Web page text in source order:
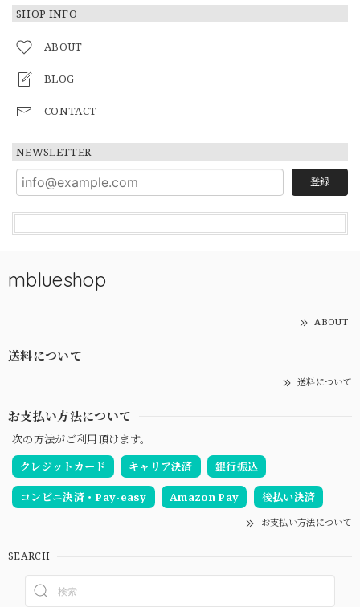
SHOP INFO
ABOUT
BLOG
CONTACT
NEWSLETTER
登録
mblueshop
ABOUT
送料について
送料について
お支払い方法について
次の方法がご利用頂けます。
クレジットカード
キャリア決済 銀行振込
コンビニ決済・Pay-easy Amazon Pay 後払い決済
お支払い方法について
SEARCH